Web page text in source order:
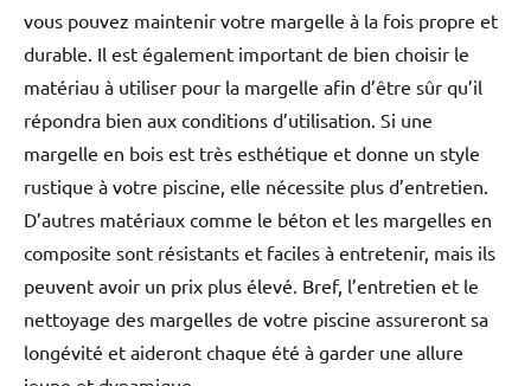
vous pouvez maintenir votre margelle à la fois propre et
durable. Il est également important de bien choisir le
matériau à utiliser pour la margelle afin d’être sûr qu’il
répondra bien aux conditions d’utilisation. Si une
margelle en bois est très esthétique et donne un style
rustique à votre piscine, elle nécessite plus d’entretien.
D’autres matériaux comme le béton et les margelles en
composite sont résistants et faciles à entretenir, mais ils
peuvent avoir un prix plus élevé. Bref, l’entretien et le
nettoyage des margelles de votre piscine assureront sa
longévité et aideront chaque été à garder une allure